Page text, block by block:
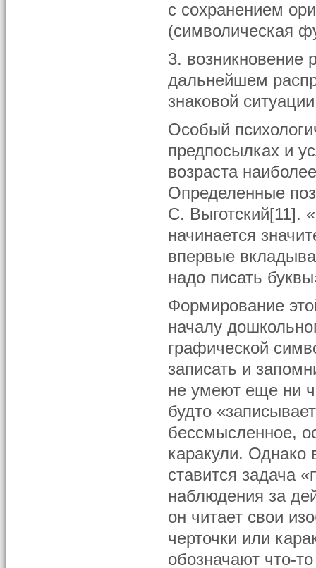
с сохранением
(символическая
3. возникновение
дальнейшем
знаковой
Особый
предпосылках и
возраста
Определенные
С. Выготский[11].
начинается
впервые
надо писать
Формирование
началу
графической
записать и
не умеют еще ни
будто
бессмысленное,
каракули. Однако
ставится задача
наблюдения за
он читает свои
черточки или
обозначают что-